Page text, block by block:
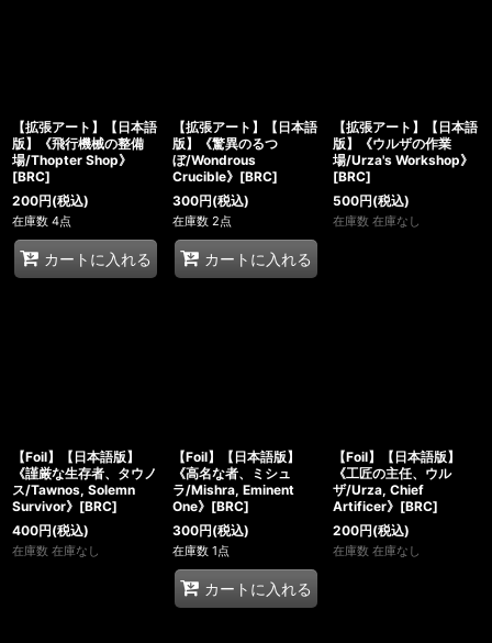
【拡張アート】【日本語
版】《飛行機械の整備
場/Thopter Shop》
[BRC]
200円(税込)
在庫数 4点
カートに入れる
【拡張アート】【日本語
版】《驚異のるつ
ぼ/Wondrous
Crucible》[BRC]
300円(税込)
在庫数 2点
カートに入れる
【拡張アート】【日本語
版】《ウルザの作業
場/Urza's Workshop》
[BRC]
500円(税込)
在庫数 在庫なし
【Foil】【日本語版】
《謹厳な生存者、タウノ
ス/Tawnos, Solemn
Survivor》[BRC]
400円(税込)
在庫数 在庫なし
【Foil】【日本語版】
《高名な者、ミシュ
ラ/Mishra, Eminent
One》[BRC]
300円(税込)
在庫数 1点
カートに入れる
【Foil】【日本語版】
《工匠の主任、ウル
ザ/Urza, Chief
Artificer》[BRC]
200円(税込)
在庫数 在庫なし